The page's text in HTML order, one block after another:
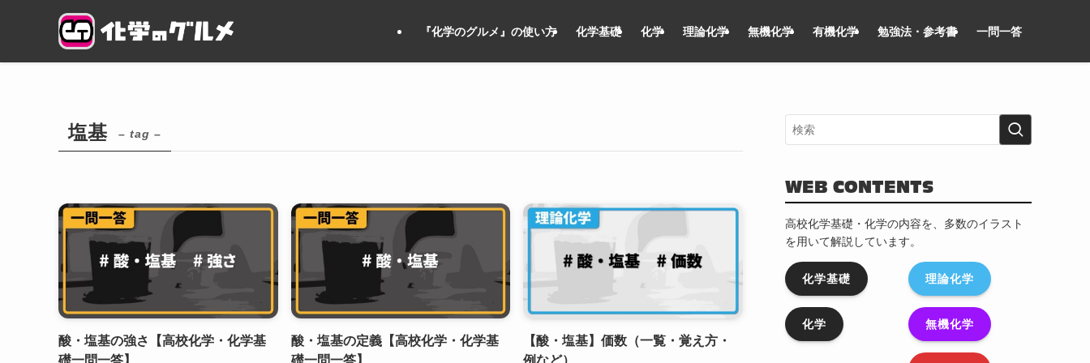
『化学のグルメ』の使い方 化学基礎 化学 理論化学 無機化学 有機化学 勉強法・参考書 一問一答
塩基 – tag –
酸・塩基の強さ【高校化学・化学基
礎一問一答】
酸・塩基の定義【高校化学・化学基
礎一問一答】
【酸・塩基】価数（一覧・覚え方・
例など）
WEB CONTENTS
高校化学基礎・化学の内容を、多数のイラスト
を用いて解説しています。
化学基礎
化学
理論化学
無機化学